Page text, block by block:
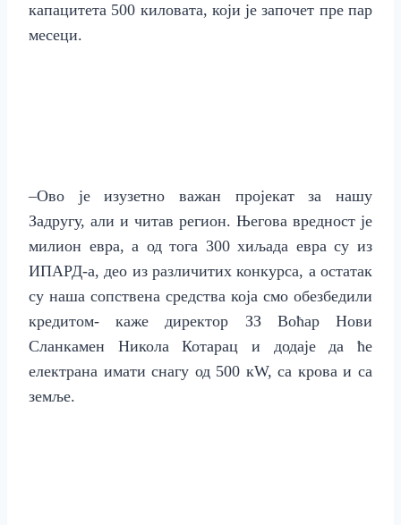
капацитета 500 киловата, који је започет пре пар
месеци.
–Ово је изузетно важан пројекат за нашу
Задругу, али и читав регион. Његова вредност је
милион евра, а од тога 300 хиљада евра су из
ИПАРД-а, део из различитих конкурса, а остатак
су наша сопствена средства која смо обезбедили
кредитом- каже директор ЗЗ Воћар Нови
Сланкамен Никола Котарац и додаје да ће
електрана имати снагу од 500 кW, са крова и са
земље.